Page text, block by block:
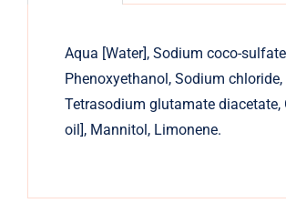
Aqua [Water], Sodium coco-
Phenoxyethanol, Sodium
Tetrasodium glutamate
oil], Mannitol, Limonene.